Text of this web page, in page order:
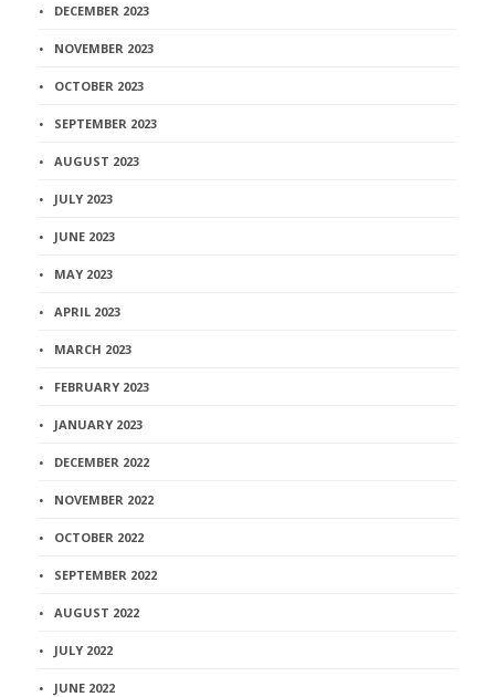
DECEMBER 2023
NOVEMBER 2023
OCTOBER 2023
SEPTEMBER 2023
AUGUST 2023
JULY 2023
JUNE 2023
MAY 2023
APRIL 2023
MARCH 2023
FEBRUARY 2023
JANUARY 2023
DECEMBER 2022
NOVEMBER 2022
OCTOBER 2022
SEPTEMBER 2022
AUGUST 2022
JULY 2022
JUNE 2022